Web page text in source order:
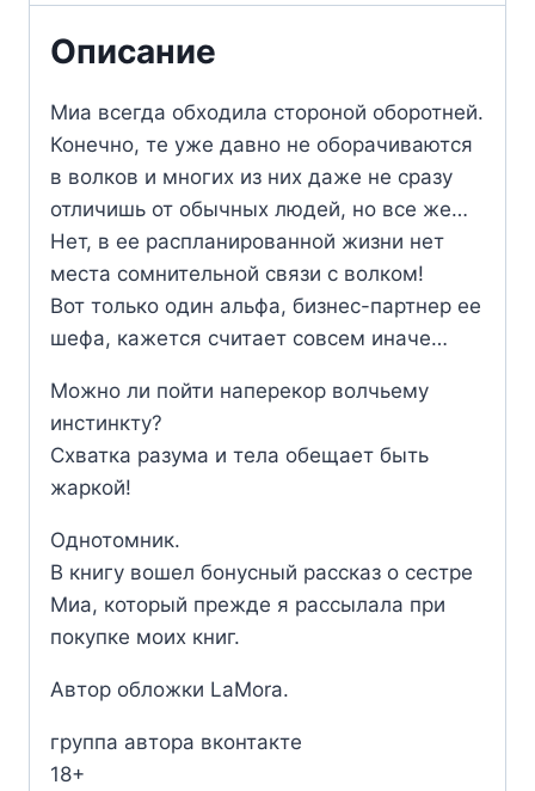
Описание
Миа всегда обходила стороной оборотней.
Конечно, те уже давно не оборачиваются
в волков и многих из них даже не сразу
отличишь от обычных людей, но все же…
Нет, в ее распланированной жизни нет
места сомнительной связи с волком!
Вот только один альфа, бизнес-партнер ее
шефа, кажется считает совсем иначе…
Можно ли пойти наперекор волчьему
инстинкту?
Схватка разума и тела обещает быть
жаркой!
Однотомник.
В книгу вошел бонусный рассказ о сестре
Миа, который прежде я рассылала при
покупке моих книг.
Автор обложки LaMora.
группа автора вконтакте
18+